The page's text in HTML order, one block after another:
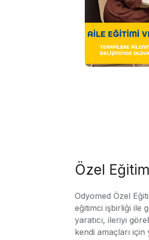
Özel
Odyomed Özel
eğitimci işbirliği ile
yaratıcı, ileriyi
kendi amaçları